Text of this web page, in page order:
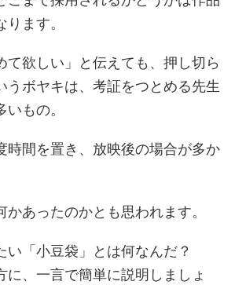
ます。
て欲しい」と伝えても、押し切ら
うボヤキは、考証をつとめる先生
もの。
時間を置き、放映後の場合が多か
あったのかとも思われます。
い「小豆袋」とは何なんだ？
に、一言で簡単に説明しましょ